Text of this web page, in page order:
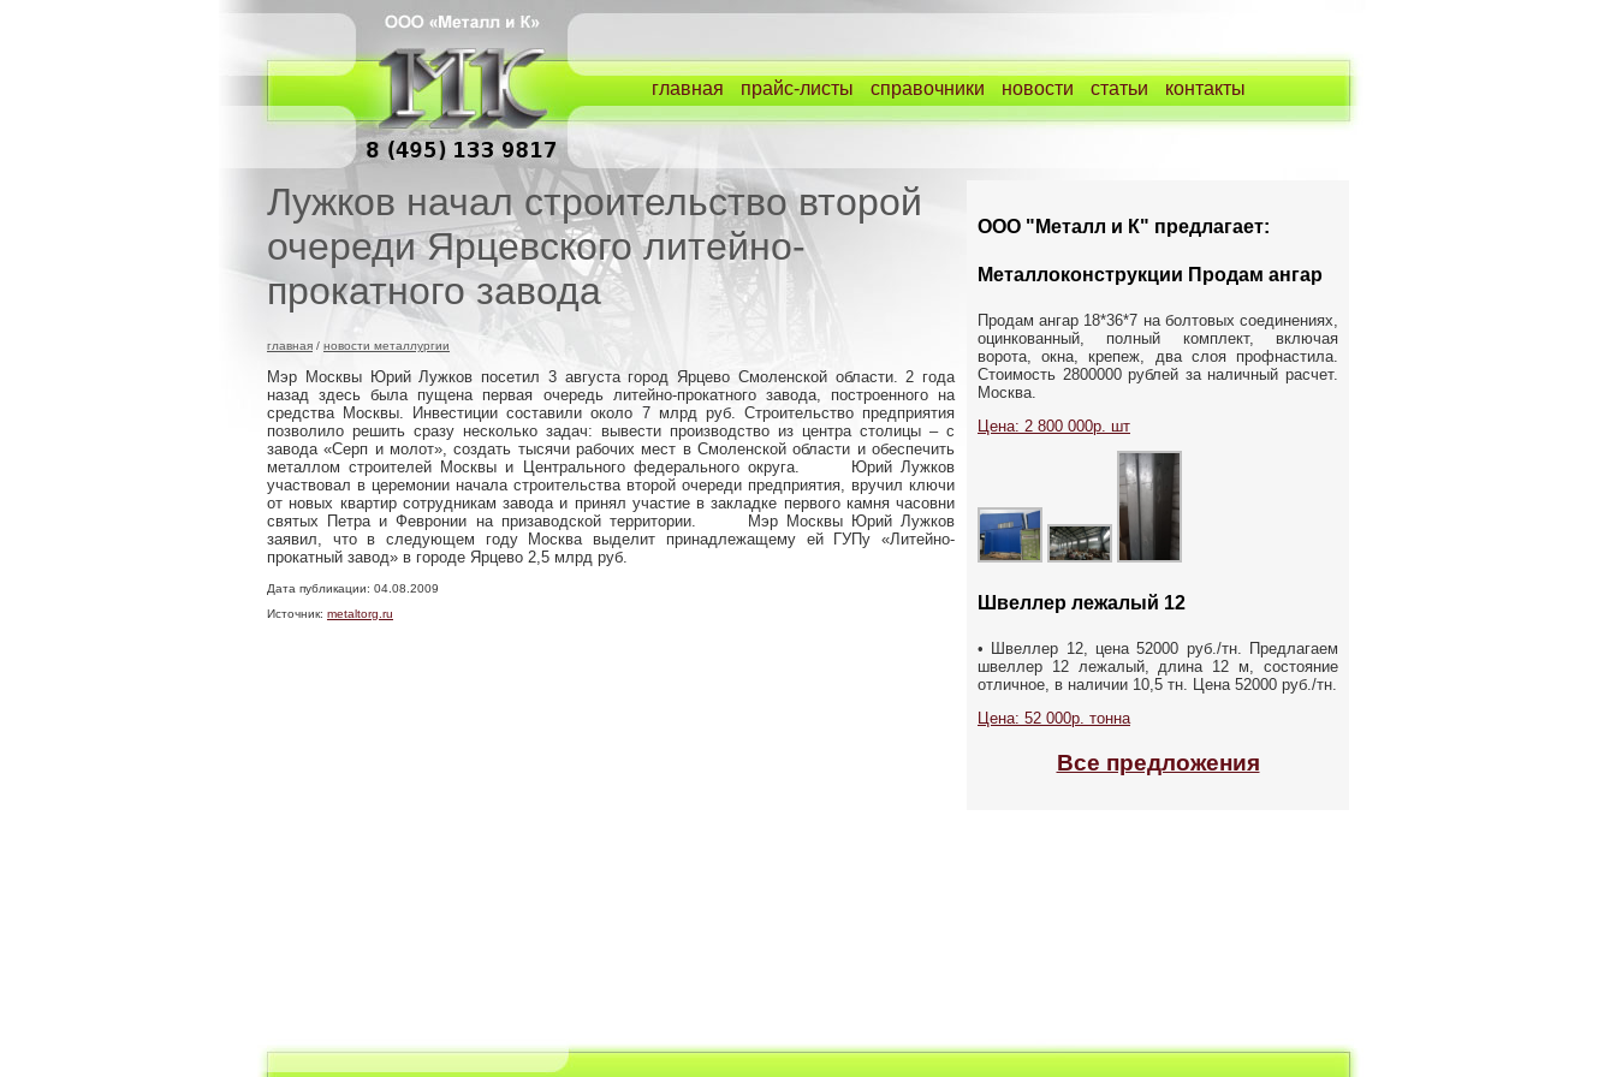
главная прайс-листы справочники новости статьи контакты
ООО "Металл и К" предлагает:
Металлоконструкции Продам ангар
Продам ангар 18*36*7 на болтовых соединениях,
оцинкованный, полный комплект, включая
ворота, окна, крепеж, два слоя профнастила.
Стоимость 2800000 рублей за наличный расчет.
Москва.
Цена: 2 800 000р. шт
Швеллер лежалый 12
• Швеллер 12, цена 52000 руб./тн. Предлагаем
швеллер 12 лежалый, длина 12 м, состояние
отличное, в наличии 10,5 тн. Цена 52000 руб./тн.
Цена: 52 000р. тонна
Все предложения
Лужков начал строительство второй
очереди Ярцевского литейно-
прокатного завода
главная / новости металлургии
Мэр Москвы Юрий Лужков посетил 3 августа город Ярцево Смоленской области. 2 года
назад здесь была пущена первая очередь литейно-прокатного завода, построенного на
средства Москвы. Инвестиции составили около 7 млрд руб. Строительство предприятия
позволило решить сразу несколько задач: вывести производство из центра столицы – с
завода «Серп и молот», создать тысячи рабочих мест в Смоленской области и обеспечить
металлом строителей Москвы и Центрального федерального округа. Юрий Лужков
участвовал в церемонии начала строительства второй очереди предприятия, вручил ключи
от новых квартир сотрудникам завода и принял участие в закладке первого камня часовни
святых Петра и Февронии на призаводской территории. Мэр Москвы Юрий Лужков
заявил, что в следующем году Москва выделит принадлежащему ей ГУПу «Литейно-
прокатный завод» в городе Ярцево 2,5 млрд руб.
Дата публикации: 04.08.2009
Источник: metaltorg.ru